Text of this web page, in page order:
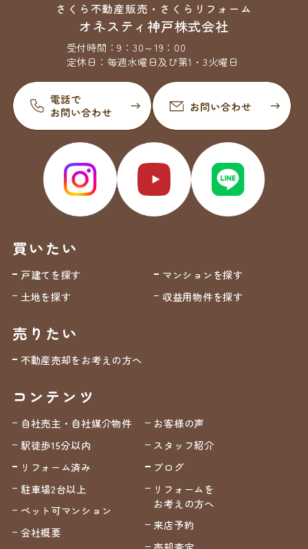
さくら不動産販売・さくらリフォーム
オネスティ神戸株式会社
受付時間：9：30～19：00
定休日： 毎週水曜日及び第1・3火曜日
買いたい
戸建てを探す
マンションを探す
土地を探す
収益用物件を探す
売りたい
不動産売却をお考えの方へ
コンテンツ
自社売主・自社媒介物件
駅徒歩15分以内
リフォーム済み
駐車場2台以上
ペット可マンション
会社概要
お客様の声
スタッフ紹介
ブログ
リフォームを
お考えの方へ
来店予約